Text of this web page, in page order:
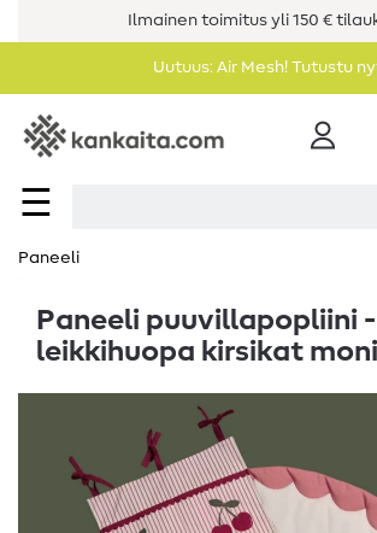
Ilmainen toimitus yli 150 €
Uutuus: Air Mesh! Tutustu
☰
Paneeli
Paneeli puuvillapopliini -
leikkihuopa kirsikat